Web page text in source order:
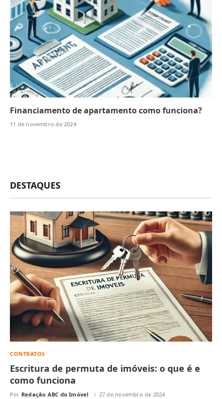
Financiamento de apartamento como funciona?
11 de novembro de 2024
DESTAQUES
CONTRATOS
Escritura de permuta de imóveis: o que é e
como funciona
Por Redação ABC do Imóvel 27 de novembro de 2024